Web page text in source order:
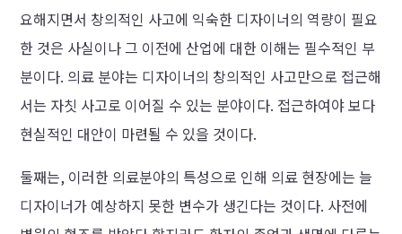
요해지면서 창의적인 사고에 익숙한 디자이너의 역량이 필요
한 것은 사실이나 그 이전에 산업에 대한 이해는 필수적인 부
분이다. 의료 분야는 디자이너의 창의적인 사고만으로 접근해
서는 자칫 사고로 이어질 수 있는 분야이다. 접근하여야 보다
현실적인 대안이 마련될 수 있을 것이다.
둘째는, 이러한 의료분야의 특성으로 인해 의료 현장에는 늘
디자이너가 예상하지 못한 변수가 생긴다는 것이다. 사전에